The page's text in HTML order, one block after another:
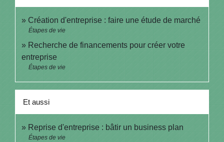
Création d'entreprise : faire une étude de marché
Étapes de vie
Recherche de financements pour créer votre
entreprise
Étapes de vie
Et aussi
Reprise d'entreprise : bâtir un business plan
Étapes de vie